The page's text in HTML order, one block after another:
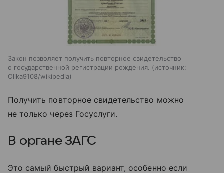
Закон позволяет получить повторное свидетельство
о государственной регистрации рождения.
источник:
Olika9108/wikipedia
Получить повторное свидетельство можно
не только через Госуслуги.
В органе ЗАГС
Это самый быстрый вариант, особенно если